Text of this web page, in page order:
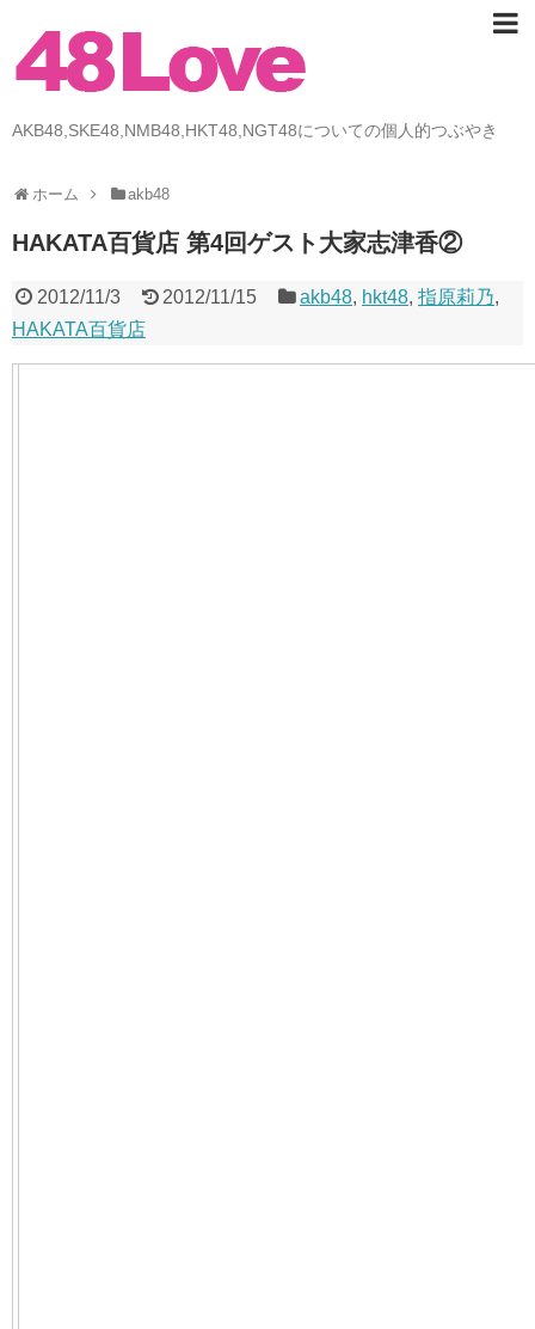
AKB48,SKE48,NMB48,HKT48,NGT48についての個人的つぶやき
ホーム akb48
HAKATA百貨店 第4回ゲスト大家志津香②
2012/11/3 2012/11/15 akb48, hkt48,指原莉乃,
HAKATA百貨店